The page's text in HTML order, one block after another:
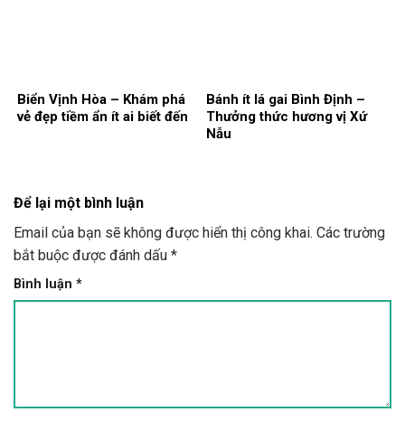
Biển Vịnh Hòa – Khám phá
vẻ đẹp tiềm ẩn ít ai biết đến
Bánh ít lá gai Bình Định –
Thưởng thức hương vị Xứ
Nẫu
Để lại một bình luận
Email của bạn sẽ không được hiển thị công khai. Các trường
bắt buộc được đánh dấu *
Bình luận *